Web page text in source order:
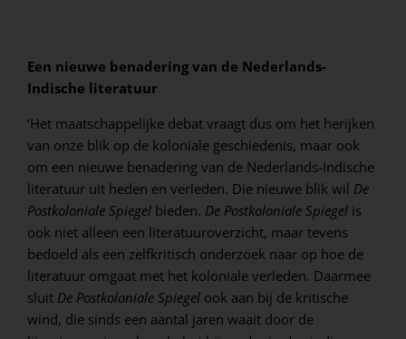
Een nieuwe benadering van de Nederlands-
Indische literatuur
‘Het maatschappelijke debat vraagt dus om het herijken
van onze blik op de koloniale geschiedenis, maar ook
om een nieuwe benadering van de Nederlands-Indische
literatuur uit heden en verleden. Die nieuwe blik wil De
Postkoloniale Spiegel bieden. De Postkoloniale Spiegel is
ook niet alleen een literatuuroverzicht, maar tevens
bedoeld als een zelfkritisch onderzoek naar op hoe de
literatuur omgaat met het koloniale verleden. Daarmee
sluit De Postkoloniale Spiegel ook aan bij de kritische
wind, die sinds een aantal jaren waait door de